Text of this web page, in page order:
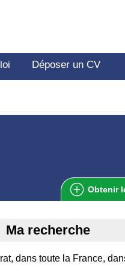
Déposer un CV
Obtenir
Ma recherche
dans toute la France,